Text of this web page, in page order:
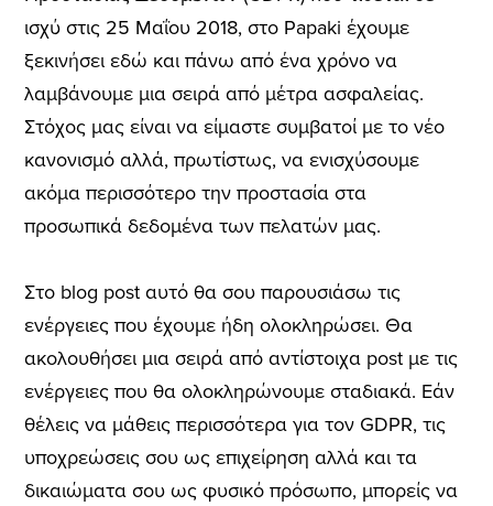
ισχύ στις 25 Μαΐου 2018, στο Papaki έχουμε
ξεκινήσει εδώ και πάνω από ένα χρόνο να
λαμβάνουμε μια σειρά από μέτρα ασφαλείας.
Στόχος μας είναι να είμαστε συμβατοί με το νέο
κανονισμό αλλά, πρωτίστως, να ενισχύσουμε
ακόμα περισσότερο την προστασία στα
προσωπικά δεδομένα των πελατών μας.
Στο blog post αυτό θα σου παρουσιάσω τις
ενέργειες που έχουμε ήδη ολοκληρώσει. Θα
ακολουθήσει μια σειρά από αντίστοιχα post με τις
ενέργειες που θα ολοκληρώνουμε σταδιακά. Εάν
θέλεις να μάθεις περισσότερα για τον GDPR, τις
υποχρεώσεις σου ως επιχείρηση αλλά και τα
δικαιώματα σου ως φυσικό πρόσωπο, μπορείς να